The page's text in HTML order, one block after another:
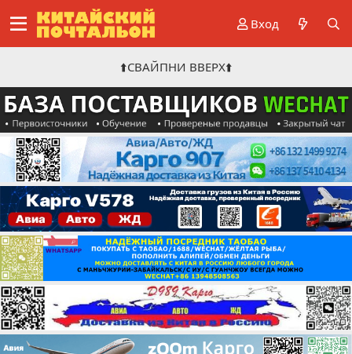
Вход
⬆️СВАЙПНИ ВВЕРХ⬆️